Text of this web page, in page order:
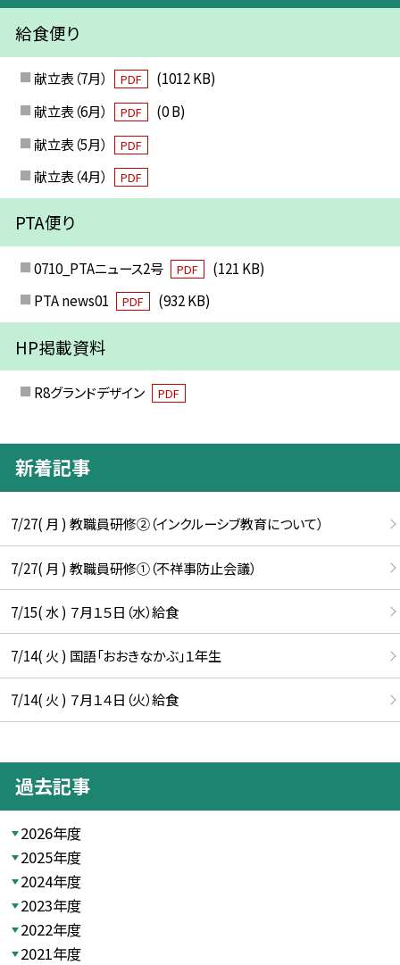
給食便り
献立表（7月） PDF
(1012 KB)
献立表（6月）
PDF
(0 B)
献立表（5月）
PDF
献立表（4月） PDF
PTA便り
0710_PTAニュース2号 PDF
(121 KB)
PTA news01
PDF (932 KB)
HP掲載資料
R8グランドデザイン PDF
新着記事
7/27( 月 ) 教職員研修②（インクルーシブ教育について）
7/27( 月 ) 教職員研修①（不祥事防止会議）
7/15( 水 ) ７月１５日（水）給食
7/14( 火 ) 国語「おおきなかぶ」１年生
7/14( 火 ) ７月１４日（火）給食
過去記事
2026年度
2025年度
2024年度
2023年度
2022年度
2021年度